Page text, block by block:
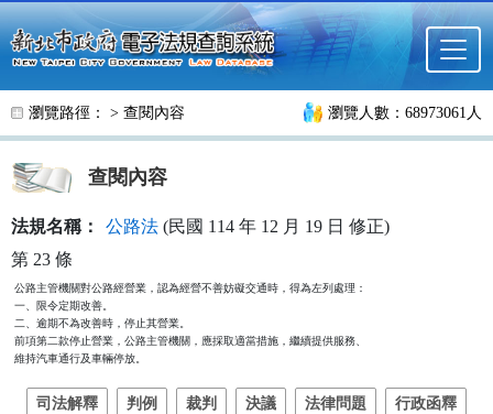
跳至主要內容
瀏覽路徑： > 查閱內容 瀏覽人數：68973061人
查閱內容
法規名稱： 公路法 (民國 114 年 12 月 19 日 修正)
第 23 條
公路主管機關對公路經營業，認為經營不善妨礙交通時，得為左列處理：
一、限令定期改善。
二、逾期不為改善時，停止其營業。
前項第二款停止營業，公路主管機關，應採取適當措施，繼續提供服務、
維持汽車通行及車輛停放。
司法解釋 判例 裁判 決議 法律問題 行政函釋